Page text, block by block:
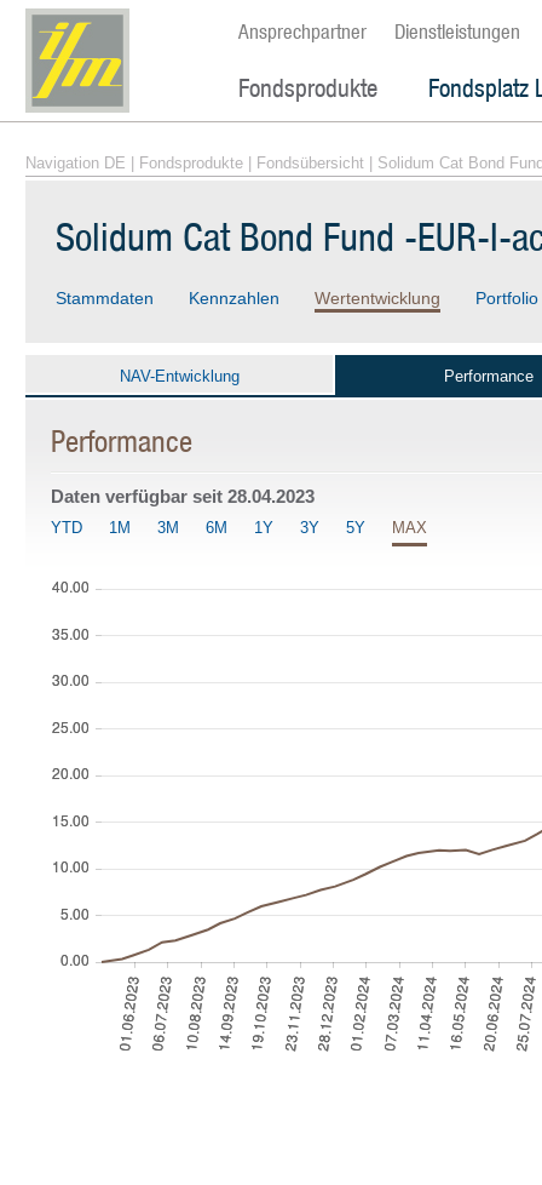
Ansprechpartner Dienstleistungen
Fondsprodukte Fondsplatz
Navigation DE Fondsprodukte Fondsübersicht | Solidum Cat Bond
Solidum Cat Bond Fund -EUR-I-
Stammdaten Kennzahlen Wertentwicklung Portfolio
NAV-Entwicklung Performance
Performance
Daten verfügbar seit 28.04.2023
YTD 1M 3M 6M 1Y 3Y 5Y MAX